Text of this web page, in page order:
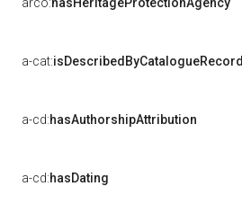
a-cat:isDescribedByCatalogueRecord
a-cd:hasAuthorshipAttribution
a-cd:hasDating